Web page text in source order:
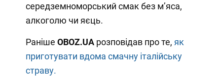
середземноморський смак без м’яса,
алкоголю чи яєць.
Раніше OBOZ.UA розповідав про те, як
приготувати вдома смачну італійську
страву.